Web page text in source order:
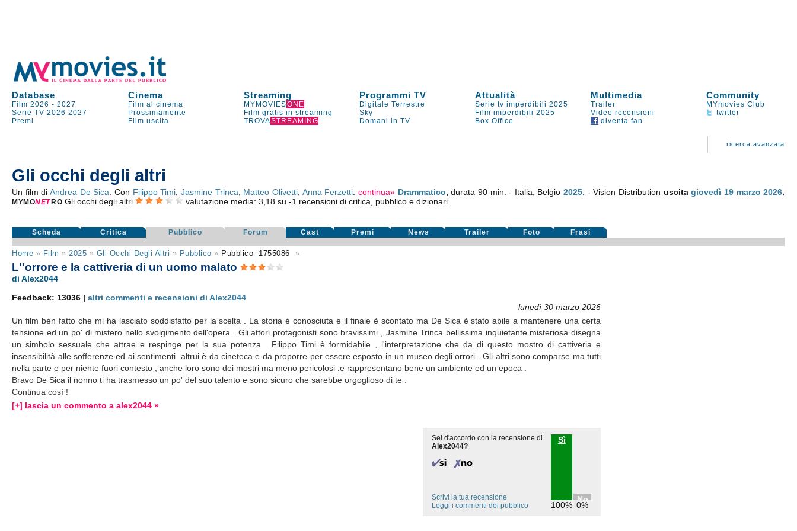
Database Cinema Streaming Programmi TV Attualità Multimedia Community
Film 2026 -2027 Film al cinema MYMOVIESONE Digitale Terrestre Serie tv imperdibili 2025 Trailer
MYmovies Club
Serie TV 2026 2027 Prossimamente Film gratis in streaming Sky Film imperdibili 2025 Video recensioni
twitter
Premi
Film uscita TROVASTREAMING Domani in TV Box Office diventa fan
ricerca avanzata
Gli occhi degli altri
Un film diAndrea De Sica . Con Filippo Timi Jasmine Trinca Matteo Olivetti, Anna Ferzetti continua» Drammatico,durata 90 min. - Italia, Belgio2025 . - Vision Distribution uscitagiovedì 19 marzo 2026.
MYMONET RO Gli occhi degli altri valutazione media: 3,18 su -1 recensioni di critica, pubblico e dizionari.
Scheda Critica Pubblico Forum Cast Premi News Trailer Foto Frasi
Home » Film » 2025 » Gli Occhi Degli Altri » Pubblico » Pubblico 1755086 »
L''orrore e la cattiveria di un uomo malato
di Alex2044
Feedback: 13036 |altri commenti e recensioni di Alex2044
lunedì 30 marzo 2026
Un film ben fatto che mi ha lasciato soddisfatto per la scelta . La storia è conosciuta e il finale è scontato ma De Sica è stato abile a mantenere una certa
tensione ed un po' di mistero nello svolgimento dell'opera . Gli attori protagonisti sono bravissimi , Jasmine Trinca bellissima inquietante misteriosa disegna
un simbolo sessuale che attrae e respinge per la sua potenza . Filippo Timi è formidabile , l'interpretazione che da di questo mostro di cattiveria e
insensibilità alle sofferenze ed ai sentimenti altrui è da cineteca e da proporre per essere esposto in un museo degli orrori . Gli altri sono comparse ma tutti
nella parte e per niente fuori contesto , anche loro sono dei mostri ma meno pericolosi .e rappresentano bene un ambiente ed un epoca .
Bravo De Sica il nonno ti ha trasmesso un po' del suo talento e sono sicuro che sarebbe orgoglioso di te .
Continua così !
[+] lascia un commento a alex2044 »
Sei d'accordo con la recensione di
Alex2044?
Sì
100%
No
0%
Scrivi la tua recensione
Leggi i commenti del pubblico